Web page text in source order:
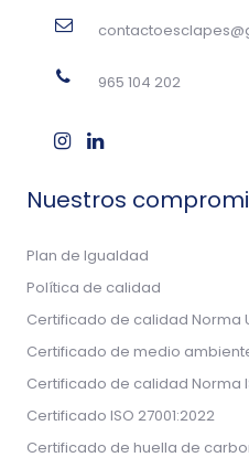
965 104 202
Nuestros
Plan de Igualdad
Política de calidad
Certificado de calidad Norma
Certificado de medio ambiente
Certificado de calidad Norma
Certificado ISO 27001:2022
Certificado de huella de